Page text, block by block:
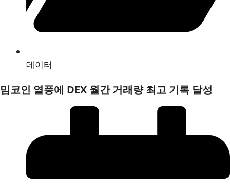
데이터
밈코인 열풍에 DEX 월간 거래량 최고 기록 달성